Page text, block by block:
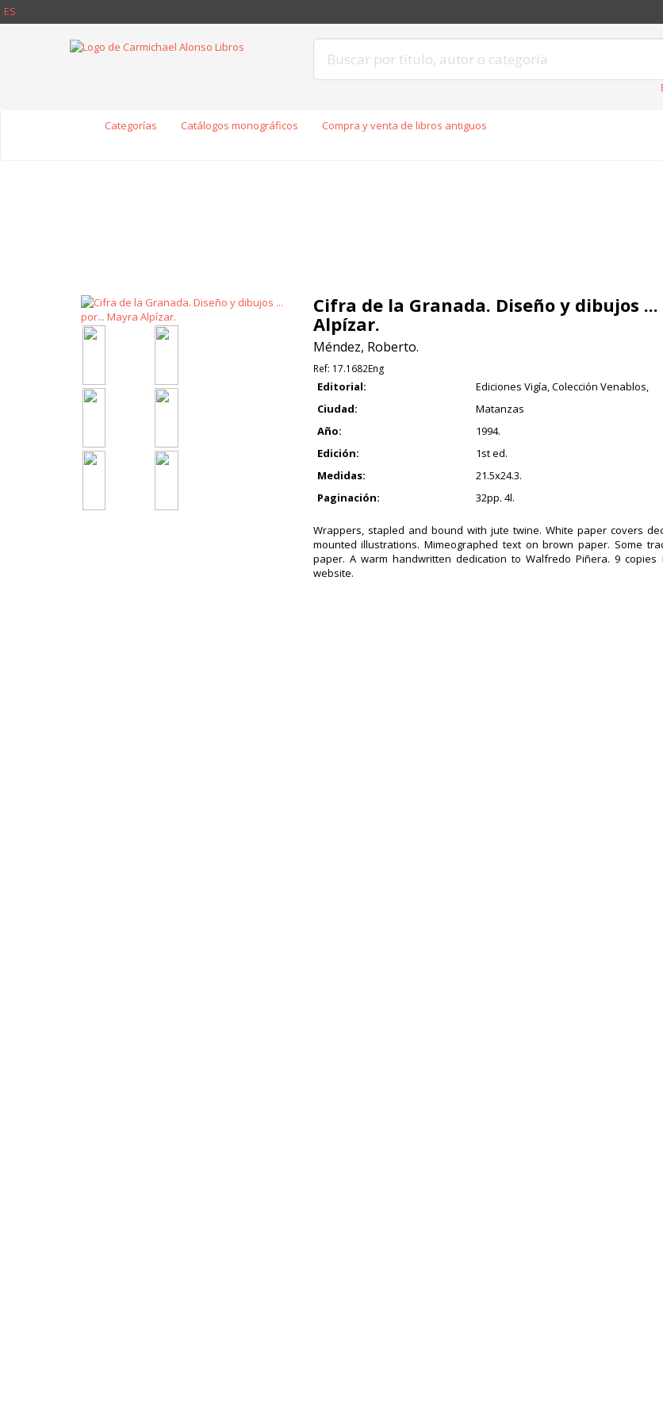
ES
Categorías Catálogos monográficos Compra y venta de libros antiguos
Cifra de la Granada. Diseño y dibujos
Alpízar.
Méndez, Roberto.
Ref: 17.1682Eng
Editorial:
Ediciones Vigía, Colección Venablos,
Ciudad:
Matanzas
Año:
1994.
Edición:
1st ed.
Medidas:
21.5x24.3.
Paginación:
32pp. 4l.
Wrappers, stapled and bound with jute twine. White paper covers
mounted illustrations. Mimeographed text on brown paper. Some
paper. A warm handwritten dedication to Walfredo Piñera. 9
website.